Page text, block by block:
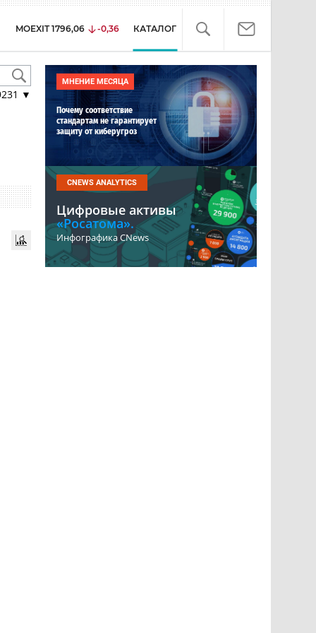
MOEXIT 1796,06 -0,36 КАТАЛОГ
▼
МНЕНИЕ МЕСЯЦА
Почему соответствие
стандартам не гарантирует
защиту от киберугроз
CNEWS ANALYTICS
Цифровые активы
«Росатома».
Инфографика CNews